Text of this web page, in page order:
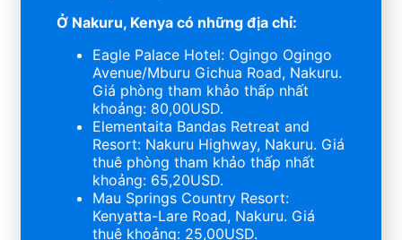
Ở Nakuru, Kenya có những địa chỉ:
Eagle Palace Hotel: Ogingo Ogingo
Avenue/Mburu Gichua Road, Nakuru.
Giá phòng tham khảo thấp nhất
khoảng: 80,00USD.
Elementaita Bandas Retreat and
Resort: Nakuru Highway, Nakuru. Giá
thuê phòng tham khảo thấp nhất
khoảng: 65,20USD.
Mau Springs Country Resort:
Kenyatta-Lare Road, Nakuru. Giá
thuê khoảng: 25,00USD.